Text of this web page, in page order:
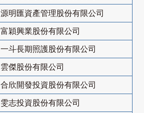
源明匯資產管理股份有限公司
富穎興業股份有限公司
一斗長期照護股份有限公司
雲傑股份有限公司
合欣開發投資股份有限公司
雯志投資股份有限公司